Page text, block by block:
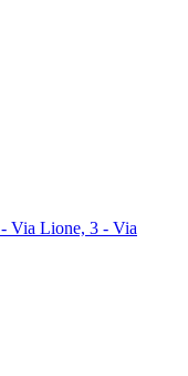
Via Lione, 3 - Via